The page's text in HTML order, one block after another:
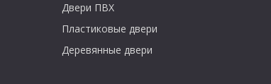
Двери ПВХ
Пластиковые двери
Деревянные двери